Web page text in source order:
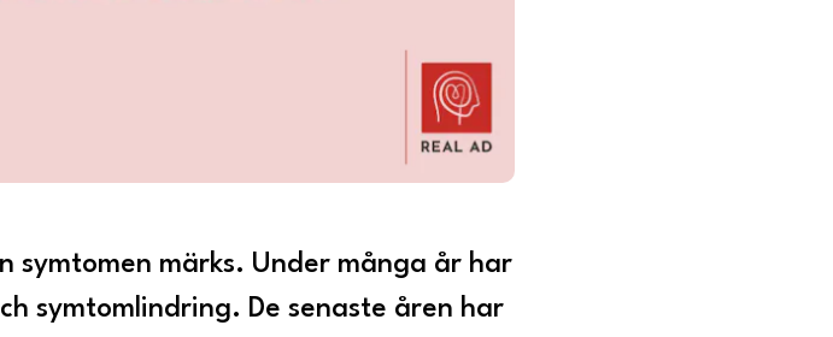
symtomen märks. Under många år har
symtomlindring. De senaste åren har